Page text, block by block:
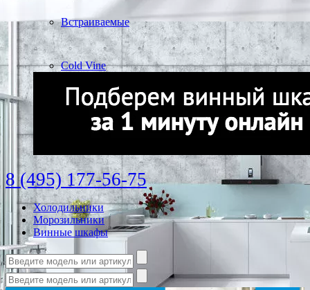
Встраиваемые
Cold Vine
8 (495) 177-56-75
Холодильники
Морозильники
Винные шкафы